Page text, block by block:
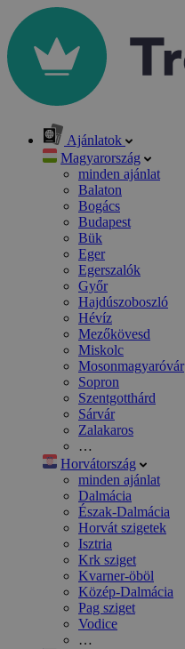
Ajánlatok
Magyarország
minden ajánlat
Balaton
Bogács
Budapest
Bük
Eger
Egerszalók
Győr
Hajdúszoboszló
Hévíz
Mezőkövesd
Miskolc
Mosonmagyaróvár
Sopron
Szentgotthárd
Sárvár
Zalakaros
…
Horvátország
minden ajánlat
Dalmácia
Észak-Dalmácia
Horvát szigetek
Isztria
Krk sziget
Kvarner-öböl
Közép-Dalmácia
Pag sziget
Vodice
…